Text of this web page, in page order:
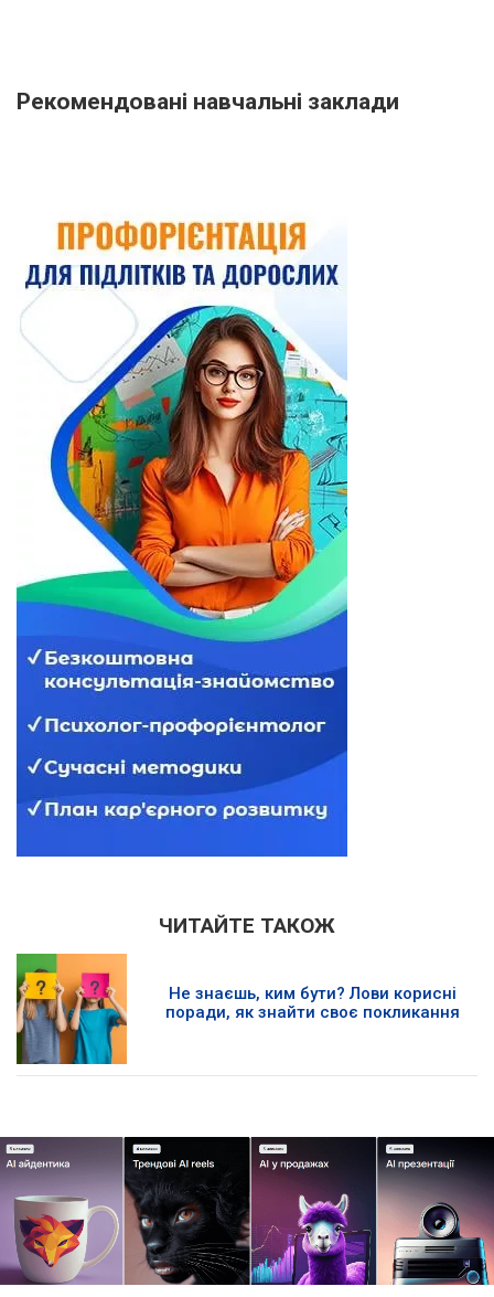
Рекомендовані навчальні заклади
ЧИТАЙТЕ ТАКОЖ
Не знаєшь, ким бути? Лови корисні
поради, як знайти своє покликання